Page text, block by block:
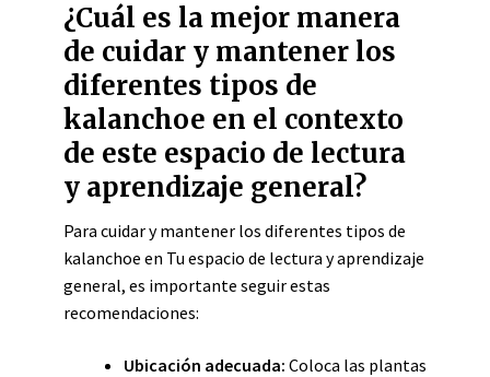
¿Cuál es la mejor manera
de cuidar y mantener los
diferentes tipos de
kalanchoe en el contexto
de este espacio de lectura
y aprendizaje general?
Para cuidar y mantener los diferentes tipos de
kalanchoe en Tu espacio de lectura y aprendizaje
general, es importante seguir estas
recomendaciones:
Ubicación adecuada: Coloca las plantas